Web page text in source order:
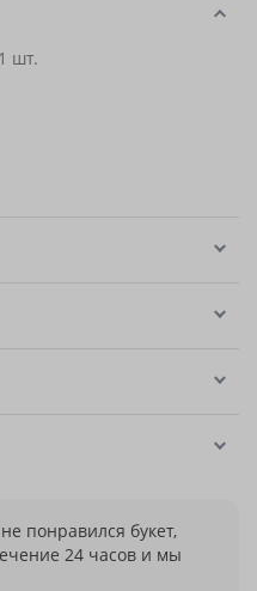
шт.
понравился букет,
24 часов и мы